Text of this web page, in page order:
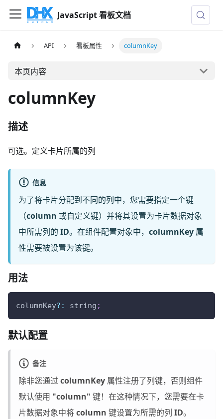
JavaScript 看板文档
API 看板属性 columnKey
本页内容
columnKey
描述
可选。定义卡片所属的列
信息
为了将卡片分配到不同的列中，您需要指定一个键
（column 或自定义键）并将其设置为卡片数据对象
中所需列的 ID。在组件配置对象中， columnKey 属
性需要被设置为该键。
用法
columnKey? : string ;
默认配置
备注
除非您通过 columnKey 属性注册了列键，否则组件
默认使用 "column" 键！在这种情况下，您需要在卡
片数据对象中将column 键设置为所需的列 ID。